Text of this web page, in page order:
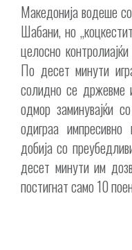
Македонија водеше
Шабани, но
целосно
По десет минути
солидно се држевме
одмор заминувајќи
одиграа
добија со
десет минути им
постигнат само 10